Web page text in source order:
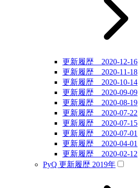
更新履歴 2020-12-16
更新履歴 2020-11-18
更新履歴 2020-10-14
更新履歴 2020-09-09
更新履歴 2020-08-19
更新履歴 2020-07-22
更新履歴 2020-07-15
更新履歴 2020-07-01
更新履歴 2020-04-01
更新履歴 2020-02-12
PyQ 更新履歴 2019年